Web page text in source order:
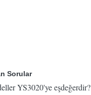
Sorular
YS3020'ye eşdeğerdir?